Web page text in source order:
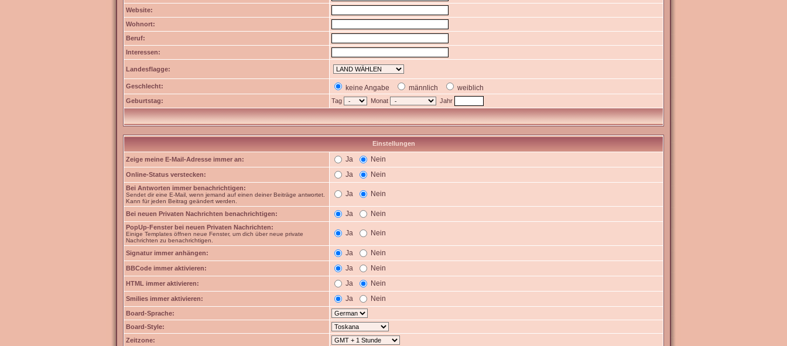
Website:
Wohnort:
Beruf:
Interessen:
Landesflagge:
Geschlecht: keine Angabe männlich weiblich
Geburtstag: Tag Monat Jahr
Einstellungen
Zeige meine E-Mail-Adresse immer an: Ja Nein
Online-Status verstecken: Ja Nein
Bei Antworten immer benachrichtigen:
Sendet dir eine E-Mail, wenn jemand auf einen deiner Beiträge antwortet.
Kann für jeden Beitrag geändert werden.
Ja Nein
Bei neuen Privaten Nachrichten benachrichtigen: Ja Nein
PopUp-Fenster bei neuen Privaten Nachrichten:
Einige Templates öffnen neue Fenster, um dich über neue private
Nachrichten zu benachrichtigen.
Ja Nein
Signatur immer anhängen: Ja Nein
BBCode immer aktivieren: Ja Nein
HTML immer aktivieren: Ja Nein
Smilies immer aktivieren: Ja Nein
Board-Sprache:
Board-Style:
Zeitzone: